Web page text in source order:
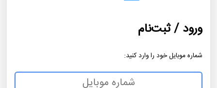
ورود / ثبت‌نام
شماره موبایل خود را وارد کنید: